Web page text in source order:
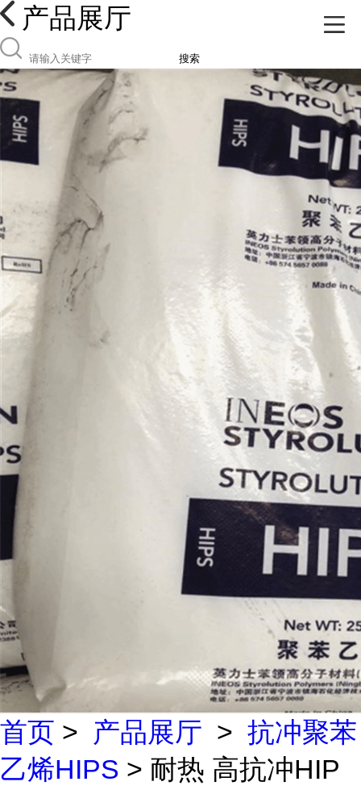
产品展厅
搜索
首页 > 产品展厅 > 抗冲聚苯
乙烯HIPS > 耐热 高抗冲HIP